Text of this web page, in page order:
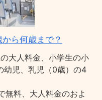
ら何歳まで？
大人料金、小学生の小
幼児、乳児（0歳）の4
無料、大人料金のおよ